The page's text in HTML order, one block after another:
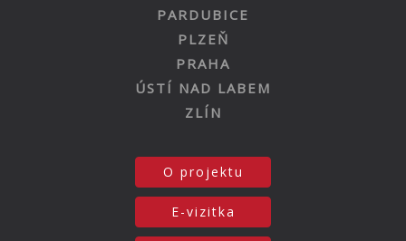
PARDUBICE
PLZEŇ
PRAHA
ÚSTÍ NAD LABEM
ZLÍN
O projektu
E-vizitka